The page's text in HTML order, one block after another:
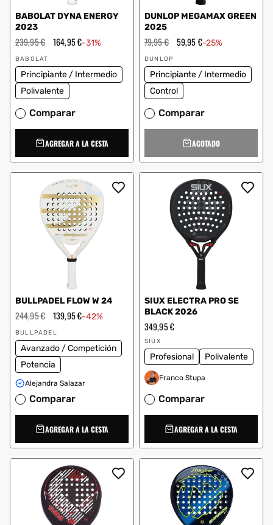
BABOLAT DYNA ENERGY
2023
Precio
habitual
239,95 € Precio
164,95 €-31%
Proveedor:
BABOLAT
Principiante / Intermedio
Polivalente
Comparar
AGREGAR A LA CESTA
DUNLOP MEGAMAX GREEN
2025
Precio
habitual
79,95 € Precio
59,95 €-25%
Proveedor:
DUNLOP
Principiante / Intermedio
Control
Comparar
AGOTADO
BULLPADEL FLOW W 24
Precio
habitual
244,95 € Precio
oferta
139,95 €-42%
Proveedor:
BULLPADEL
Avanzado / Competición
Potencia
Alejandra Salazar
Comparar
AGREGAR A LA CESTA
SIUX ELECTRA PRO SE
BLACK 2026
Precio
habitual
349,95 €
Proveedor:
SIUX
Profesional Polivalente
Franco Stupa
Comparar
AGREGAR A LA CESTA